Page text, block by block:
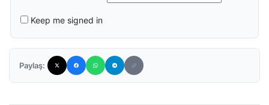
Keep me signed in
Paylaş: